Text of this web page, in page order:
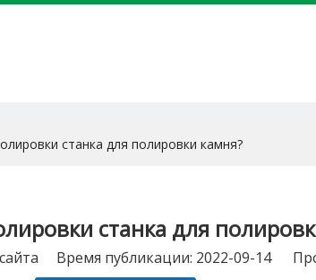
станка для полировки камня?
станка для
Время публикации: 2022-09-14